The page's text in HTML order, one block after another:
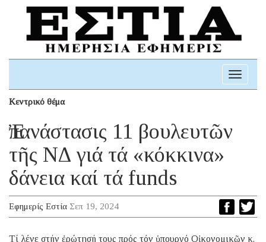
Toggle
Κεντρικό θέμα
Ἐπανάστασις 11 βουλευτῶν
τῆς ΝΔ γιά τά «κόκκινα»
δάνεια καί τά funds
Εφημερίς Εστία Σεπ 19, 2024
Τί λένε στήν ἐρώτησή τους πρός τόν ὑπουργό Οἰκονομικῶν κ.